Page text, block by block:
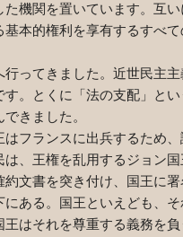
機関を置いています。互
基本的権利を享有するすべ
ってきました。近世民主
す。とくに「法の支配」と
きました。
フランスに出兵するため
、王権を乱用するジョン
文書を突き付け、国王に
ある。国王といえども、
王はそれを尊重する義務を